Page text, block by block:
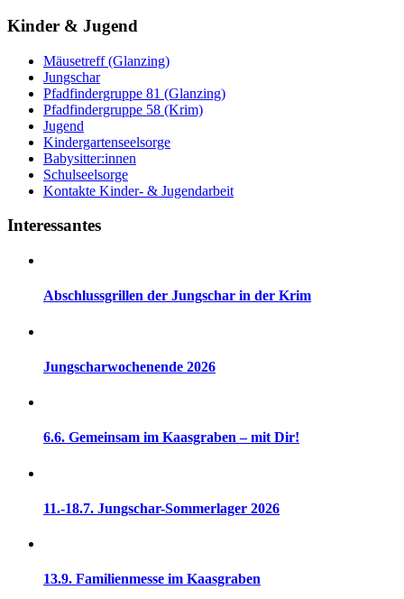
Kinder & Jugend
Mäusetreff (Glanzing)
Jungschar
Pfadfindergruppe 81 (Glanzing)
Pfadfindergruppe 58 (Krim)
Jugend
Kindergartenseelsorge
Babysitter:innen
Schulseelsorge
Kontakte Kinder- & Jugendarbeit
Interessantes
Abschlussgrillen der Jungschar in der Krim
Jungscharwochenende 2026
6.6. Gemeinsam im Kaasgraben – mit Dir!
11.-18.7. Jungschar-Sommerlager 2026
13.9. Familienmesse im Kaasgraben